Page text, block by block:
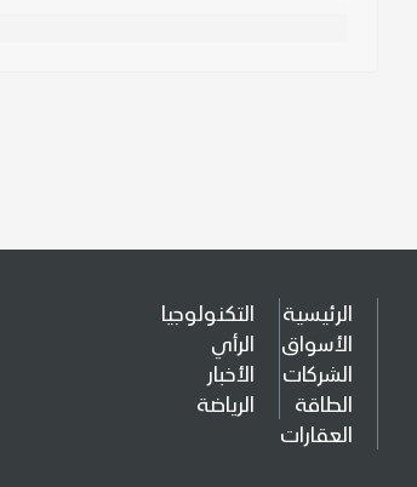
الرئيسية
الأسواق
الشركات
الطاقة
العقارات
التكنولوجيا
الرأي
الأخبار
الرياضة